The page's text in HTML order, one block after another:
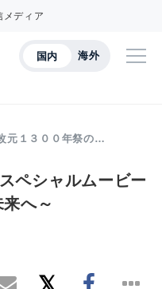
メディア
国内 海外
元１３００年祭の…
ペシャルムービー
へ～